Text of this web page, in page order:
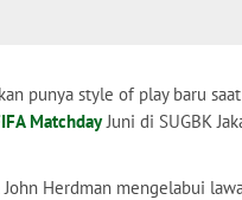
punya style of play baru saat
MatchdayJuni di SUGBK
Herdman mengelabui